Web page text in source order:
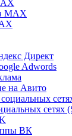
MAX
Директ
Adwords
на Авито
сетях
ВК